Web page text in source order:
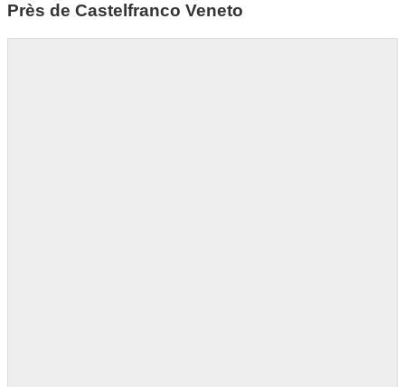
Près de Castelfranco Veneto